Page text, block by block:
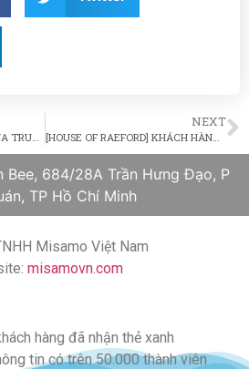
NEXT
[HOUSE OF RAEFORD] KHÁCH HÀNG CỦA MISAMO, ANH LEE ** ĐƯỢC DUYỆT NHANH ĐƠN I-140  NHẬN THẺ XANH TRONG VÒNG 4 THÁNG.
Bee, 684/28A Trần Hưng Đạo, P
TP Hồ Chí Minh
Misamo Việt Nam
misamovn.com
hàng đã nhận thẻ xanh
tin có trên 50.000 thành viên